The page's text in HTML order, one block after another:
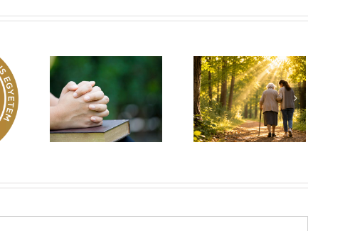
–
149
Egy fa kidől, messze
hangzik. Nő az erdő,
ki hallja? –
Diakónusok
vasárnapja – II. rész
Imádság éve 2026 –
El nem hagylak
téged